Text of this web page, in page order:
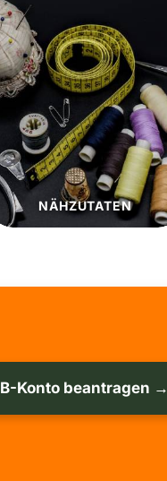
SCHNITTMUSTER
Konto beantragen →